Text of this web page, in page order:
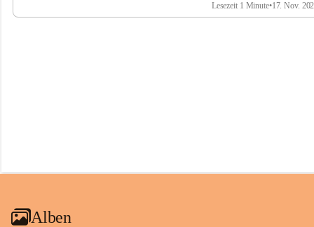
l
Lesezeit 1 Minute•17. Nov.
Alben